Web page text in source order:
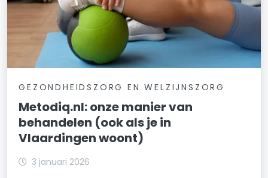
GEZONDHEIDSZORG EN WELZIJNSZORG
Metodiq.nl: onze manier van
behandelen (ook als je in
Vlaardingen woont)
3 januari 2026